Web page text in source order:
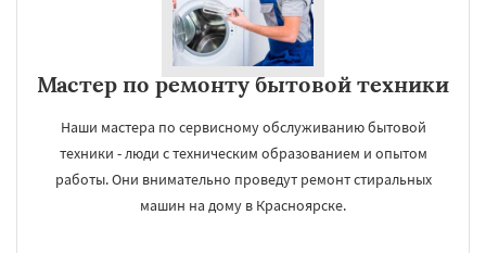
Мастер по ремонту бытовой техники
Наши мастера по сервисному обслуживанию бытовой
техники - люди с техническим образованием и опытом
работы. Они внимательно проведут ремонт стиральных
машин на дому в Красноярске.